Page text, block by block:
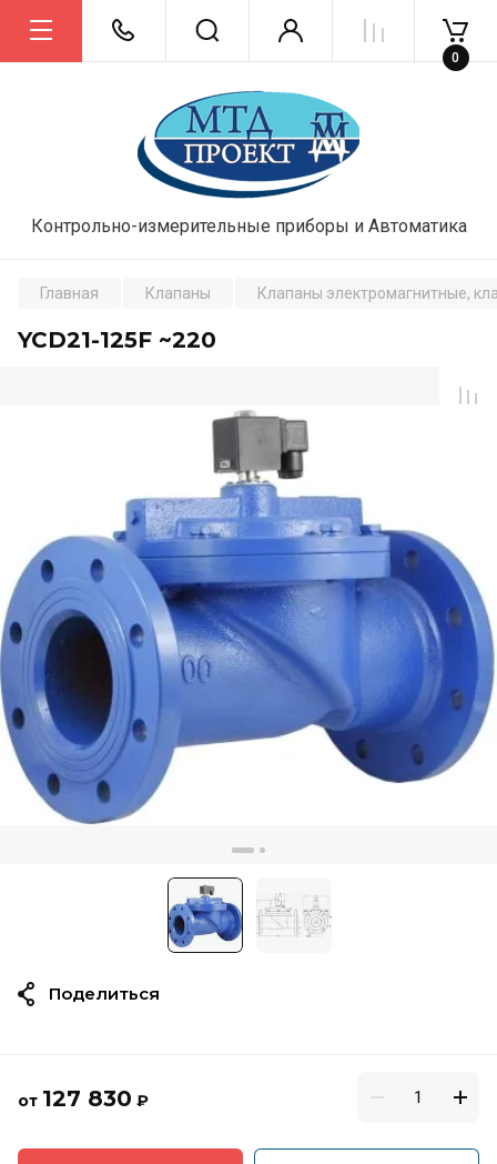
Контрольно-измерительные приборы и Автоматика
0
Главная Клапаны Клапаны электромагнитные,
YCD21-125F ~220
от 127 830 ₽
Поделиться